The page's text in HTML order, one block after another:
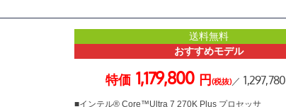
送料無料
おすすめモデル
特価 1,179,800 円(税抜)／ 1,297,780
■インテル® Core™Ultra 7 270K Plus プロセッサ